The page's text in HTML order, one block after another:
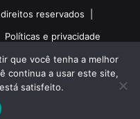
reservados |
Políticas e privacidade
YouTubeInstagram
que você tenha a melhor
continua a usar este site,
satisfeito.